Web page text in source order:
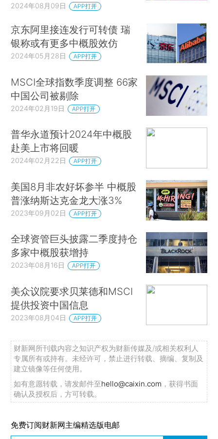
2024年08月09日 APP打开
京东阿里接连发行可转债 瑞
银称或有更多中概股效仿
2024年05月28日 APP打开
MSCI全球指数季度调整 66家
中国公司被剔除
2024年02月19日 APP打开
普华永道预计2024年中概股
赴美上市将回暖
2024年02月22日 APP打开
美国8月非农好坏参半 中概股
普涨纳斯达克金龙大涨3%
2023年09月02日 APP打开
全球资管巨头披露二季度持仓
多家中概股获增持
2023年08月16日 APP打开
美众议院要求贝莱德和MSCI
提供投资中国信息
2023年08月04日 APP打开
财新网所刊载内容之知识产权为财新传媒及/或相关权利人
专属所有或持有。未经许可，禁止进行转载、摘编、复制及
建立镜像等任何使用。
如有意愿转载，请发邮件至hello@caixin.com ，获得书面
确认及授权后，方可转载。
免费订阅财新网主编精选版电邮